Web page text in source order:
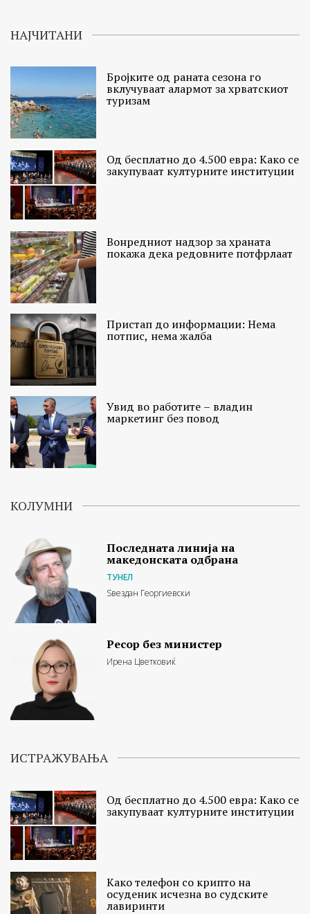
НАЈЧИТАНИ
Бројките од раната сезона го
вклучуваат алармот за хрватскиот
туризам
Од бесплатно до 4.500 евра: Како се
закупуваат културните институции
Вонредниот надзор за храната
покажа дека редовните потфрлаат
Пристап до информации: Нема
потпис, нема жалба
Увид во работите – владин
маркетинг без повод
КОЛУМНИ
Последната линија на
македонската одбрана
ТУНЕЛ
Ѕвездан Георгиевски
Ресор без министер
Ирена Цветковиќ
ИСТРАЖУВАЊА
Од бесплатно до 4.500 евра: Како се
закупуваат културните институции
Како телефон со крипто на
осуденик исчезна во судските
лавиринти